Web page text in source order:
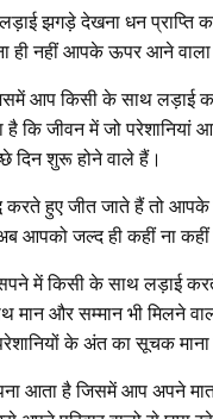
झगड़े देखना धन
ही नहीं आपके ऊपर आने
आप किसी के साथ लड़ाई
कि जीवन में जो
दिन शुरू होने वाले हैं।
हुए जीत जाते हैं तो
आपको जल्द ही कहीं ना
में किसी के साथ लड़ाई
और सम्मान भी मिलने
के अंत का सूचक माना
आता है जिसमें आप अपने